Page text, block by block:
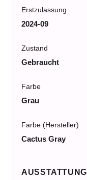
Erstzulassung
2024-09
Zustand
Gebraucht
Farbe
Grau
Farbe (Hersteller)
Cactus Gray
AUSSTATTUNG